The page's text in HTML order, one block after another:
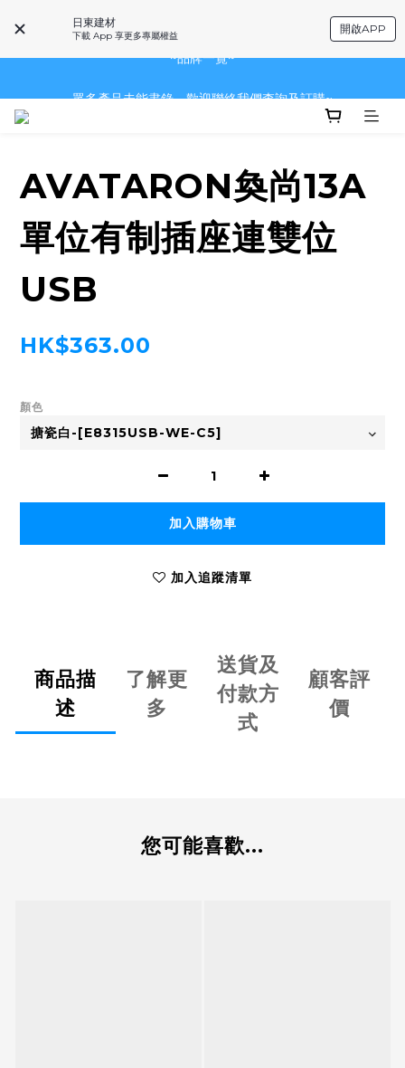
日東建材
下載 App 享更多專屬權益
開啟APP
眾多產品未能盡錄，歡迎聯絡我們查詢及訂購~
AVATARON奐尚13A
單位有制插座連雙位
USB
HK$363.00
顏色
加入購物車
加入追蹤清單
商品描
述
了解更
多
送貨及
付款方
式
顧客評
價
您可能喜歡...